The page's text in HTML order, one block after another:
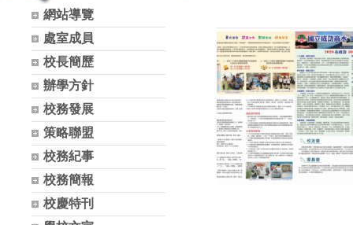
網站導覽
處室成員
校長簡歷
辦學方針
校務發展
策略聯盟
校務紀事
校務簡報
校慶特刊